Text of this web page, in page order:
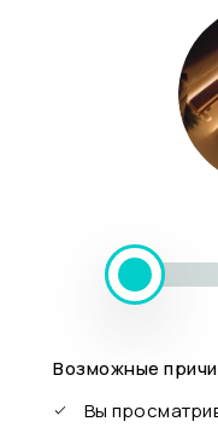
Возможные
Вы